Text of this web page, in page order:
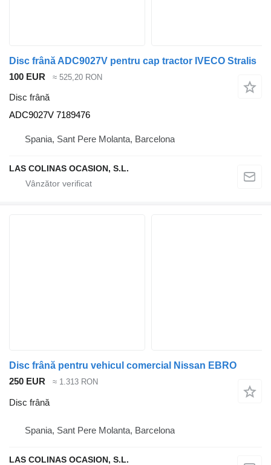
Disc frână ADC9027V pentru cap tractor IVECO Stralis
100 EUR
≈ 525,20 RON
Disc frână
ADC9027V 7189476
Spania, Sant Pere Molanta, Barcelona
LAS COLINAS OCASION, S.L.
Disc frână pentru vehicul comercial Nissan EBRO
250 EUR
≈ 1.313 RON
Disc frână
Spania, Sant Pere Molanta, Barcelona
LAS COLINAS OCASION, S.L.